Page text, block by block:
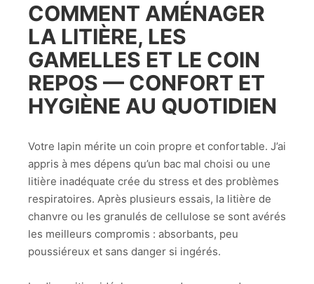
COMMENT AMÉNAGER
LA LITIÈRE, LES
GAMELLES ET LE COIN
REPOS — CONFORT ET
HYGIÈNE AU QUOTIDIEN
Votre lapin mérite un coin propre et confortable. J’ai
appris à mes dépens qu’un bac mal choisi ou une
litière inadéquate crée du stress et des problèmes
respiratoires. Après plusieurs essais, la litière de
chanvre ou les granulés de cellulose se sont avérés
les meilleurs compromis : absorbants, peu
poussiéreux et sans danger si ingérés.